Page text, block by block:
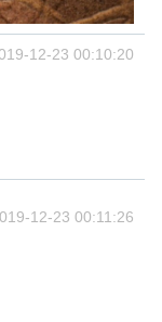
12-23 00:10:20
12-23 00:11:26